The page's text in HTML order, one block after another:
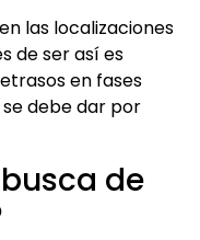
las localizaciones
de ser así es
en fases
debe dar por
de